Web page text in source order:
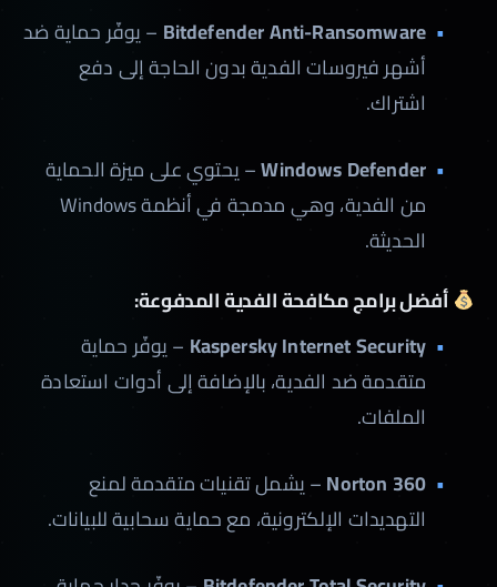
Bitdefender Anti-Ransomware – يوفّر حماية ضد
أشهر فيروسات الفدية بدون الحاجة إلى دفع
اشتراك.
Windows Defender– يحتوي على ميزة الحماية
من الفدية، وهي مدمجة في أنظمة Windows
الحديثة.
أفضل برامج مكافحة الفدية المدفوعة:
Kaspersky Internet Security – يوفّر حماية
متقدمة ضد الفدية، بالإضافة إلى أدوات استعادة
الملفات.
Norton 360– يشمل تقنيات متقدمة لمنع
التهديدات الإلكترونية، مع حماية سحابية للبيانات.